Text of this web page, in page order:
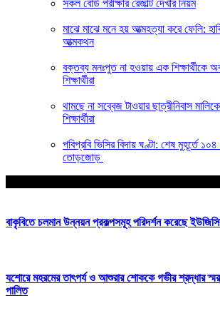
সকল বোর্ড পরীক্ষার রেজাল্ট দেখার নিয়ম
মাঝে মাঝে মনে হয় আত্মহত্যা করে ফেলি:
আত্মকথন
বক্তব্য মনঃপুত না হওয়ায় এক শিক্ষার্থীকে
শিক্ষার্থীরা
থামছে না সব্বেজ টাওয়ার ছাত্রীনিবাস
শিক্ষার্থীরা
পবিপ্রবি ভিসির বিদায় ঘণ্টা: শেষ মুহূর্তে
তোড়জোড়
বাকৃবিতে চলমান উন্নয়ন প্রকল্পসমূহ পরিদর্শন করেছে
যশোরে মহরমের তাৎপর্য ও আশুরার শোককে গভীর শ্রদ্ধার
পালিত